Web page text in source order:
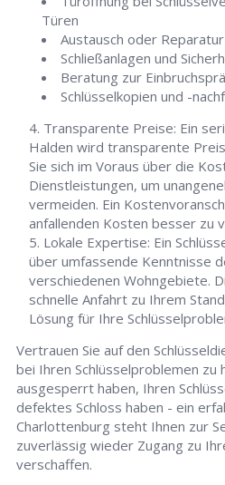
Türen
Austausch oder
Schließanlagen und
Beratung zur
Schlüsselkopien und -
Transparente Preise: Ein
Halden wird transparente
Sie sich im Voraus über die
Dienstleistungen, um
vermeiden. Ein
anfallenden Kosten besser zu
Lokale Expertise: Ein
über umfassende Kenntnisse
verschiedenen Wohngebiete.
schnelle Anfahrt zu Ihrem
Lösung für Ihre
Vertrauen Sie auf den
bei Ihren Schlüsselproblemen zu
ausgesperrt haben, Ihren
defektes Schloss haben - ein
Charlottenburg steht Ihnen zur
zuverlässig wieder Zugang zu
verschaffen.